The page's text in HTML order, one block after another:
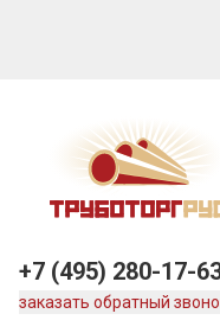
+7 (495) 280-17-
заказать обратный